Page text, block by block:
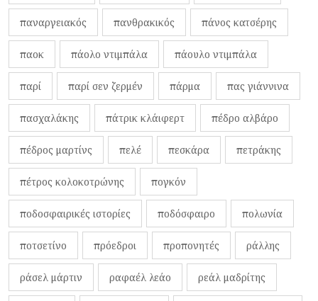
παναργειακός πανθρακικός πάνος κατσέρης
παοκ πάολο ντιμπάλα πάουλο ντιμπάλα
παρί παρί σεν ζερμέν πάρμα πας γιάννινα
πασχαλάκης πάτρικ κλάιφερτ πέδρο αλβάρο
πέδρος μαρτίνς πελέ πεσκάρα πετράκης
πέτρος κολοκοτρώνης πογκόν
ποδοσφαιρικές ιστορίες ποδόσφαιρο πολωνία
ποτσετίνο πρόεδροι προπονητές ράλλης
ράσελ μάρτιν ραφαέλ λεάο ρεάλ μαδρίτης